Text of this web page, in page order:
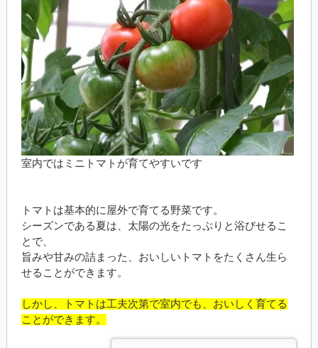
室内ではミニトマトが育てやすいです
トマトは基本的に屋外で育てる野菜です。
シーズンである夏は、太陽の光をたっぷりと浴びせるこ
とで、
旨みや甘みの詰まった、おいしいトマトをたくさん生ら
せることができます。
しかし、トマトは工夫次第で室内でも、おいしく育てる
ことができます。